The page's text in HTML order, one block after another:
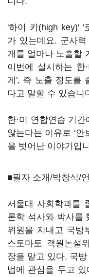
'하이 키(high key)' '
가 있는데요. 군사
개를 얼마나 노출할
이번에 실시하는 한
게', 즉 노출 정도를
다고 말할 수 있습니
한·미 연합연습 기
않는다는 이유로 ‘안
을 벗어난 이야기입
■필자 소개/박창식/
서울대 사회학과를
론학 석사와 박사를
위원을 지내고 국방
스토마토 객원논설
장을 맡고 있다. 국
법에 관심을 두고